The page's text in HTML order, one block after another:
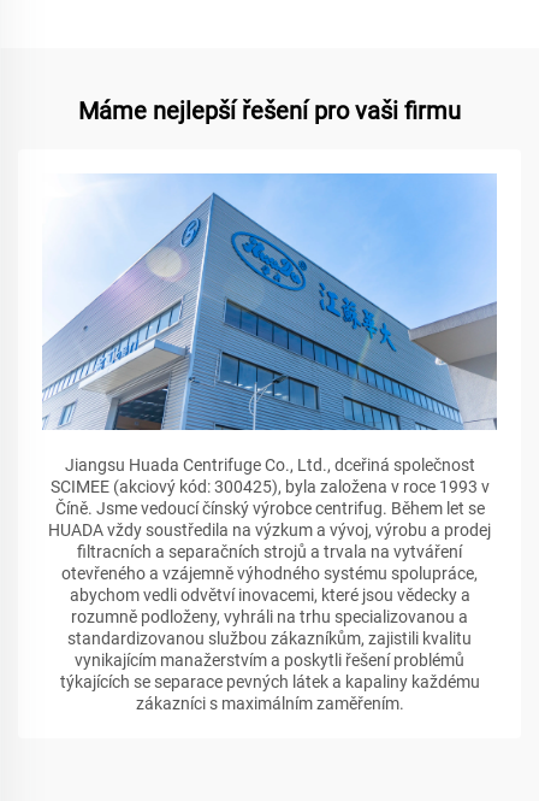
Máme nejlepší řešení pro vaši firmu
Jiangsu Huada Centrifuge Co., Ltd., dceřiná společnost
SCIMEE (akciový kód: 300425), byla založena v roce 1993 v
Číně. Jsme vedoucí čínský výrobce centrifug. Během let se
HUADA vždy soustředila na výzkum a vývoj, výrobu a prodej
filtracních a separačních strojů a trvala na vytváření
otevřeného a vzájemně výhodného systému spolupráce,
abychom vedli odvětví inovacemi, které jsou vědecky a
rozumně podloženy, vyhráli na trhu specializovanou a
standardizovanou službou zákazníkům, zajistili kvalitu
vynikajícím manažerstvím a poskytli řešení problémů
týkajících se separace pevných látek a kapaliny každému
zákazníci s maximálním zaměřením.